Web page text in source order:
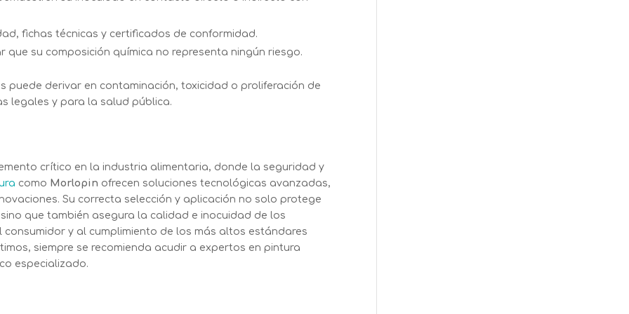
fichas técnicas y certificados de conformidad.
su composición química no representa ningún riesgo.
puede derivar en contaminación, toxicidad o proliferación de
legales y para la salud pública.
crítico en la industria alimentaria, donde la seguridad y
como Morlopin ofrecen soluciones tecnológicas avanzadas,
Su correcta selección y aplicación no solo protege
que también asegura la calidad e inocuidad de los
y al cumplimiento de los más altos estándares
siempre se recomienda acudir a expertos en pintura
especializado.